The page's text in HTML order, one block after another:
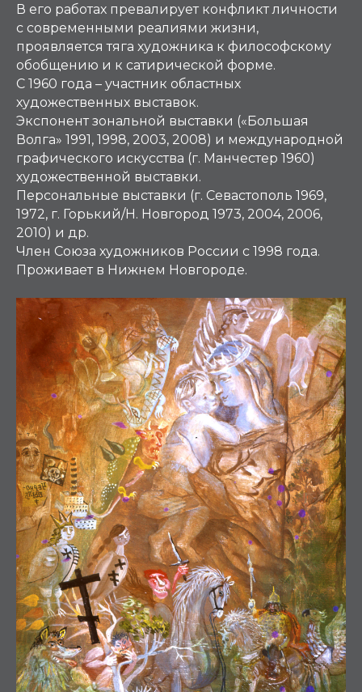
В его работах превалирует конфликт личности
с современными реалиями жизни,
проявляется тяга художника к философскому
обобщению и к сатирической форме.
С 1960 года – участник областных
художественных выставок.
Экспонент зональной выставки («Большая
Волга» 1991, 1998, 2003, 2008) и международной
графического искусства (г. Манчестер 1960)
художественной выставки.
Персональные выставки (г. Севастополь 1969,
1972, г. Горький/Н. Новгород 1973, 2004, 2006,
2010) и др.
Член Союза художников России с 1998 года.
Проживает в Нижнем Новгороде.